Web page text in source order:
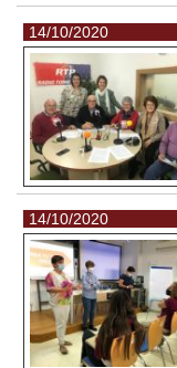
14/10/2020
14/10/2020